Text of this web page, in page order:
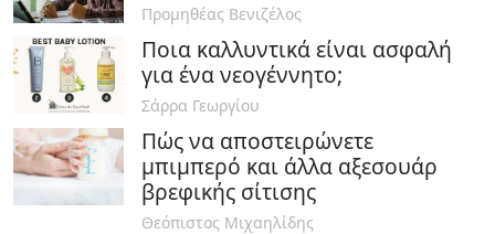
Προμηθέας Βενιζέλος
Ποια καλλυντικά είναι ασφαλή
για ένα νεογέννητο;
Σάρρα Γεωργίου
Πώς να αποστειρώνετε
μπιμπερό και άλλα αξεσουάρ
βρεφικής σίτισης
Θεόπιστος Μιχαηλίδης